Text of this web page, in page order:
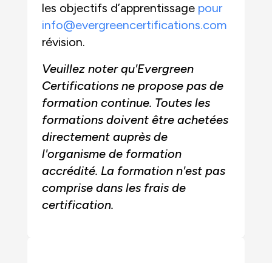
les objectifs d’apprentissage pour
info@evergreencertifications.com
révision.
Veuillez noter qu'Evergreen
Certifications ne propose pas de
formation continue. Toutes les
formations doivent être achetées
directement auprès de
l'organisme de formation
accrédité. La formation n'est pas
comprise dans les frais de
certification.